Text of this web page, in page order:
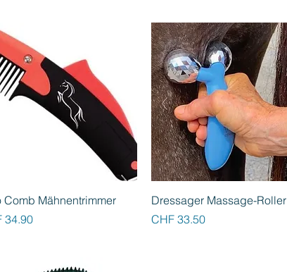
Schnellansicht
Comb Mähnentrimmer
34.90
Schnellansicht
Dressager Massage-Roller
Preis
CHF 33.50